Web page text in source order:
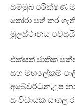
සම්මුඛ පරීක්ෂණ
තෝරා පත් කර
මූලස්ථානය
එක්සත් ජාතික
සහ මහලේකම්
අබේවර්ධන,උප
සංවිධායක සාගල